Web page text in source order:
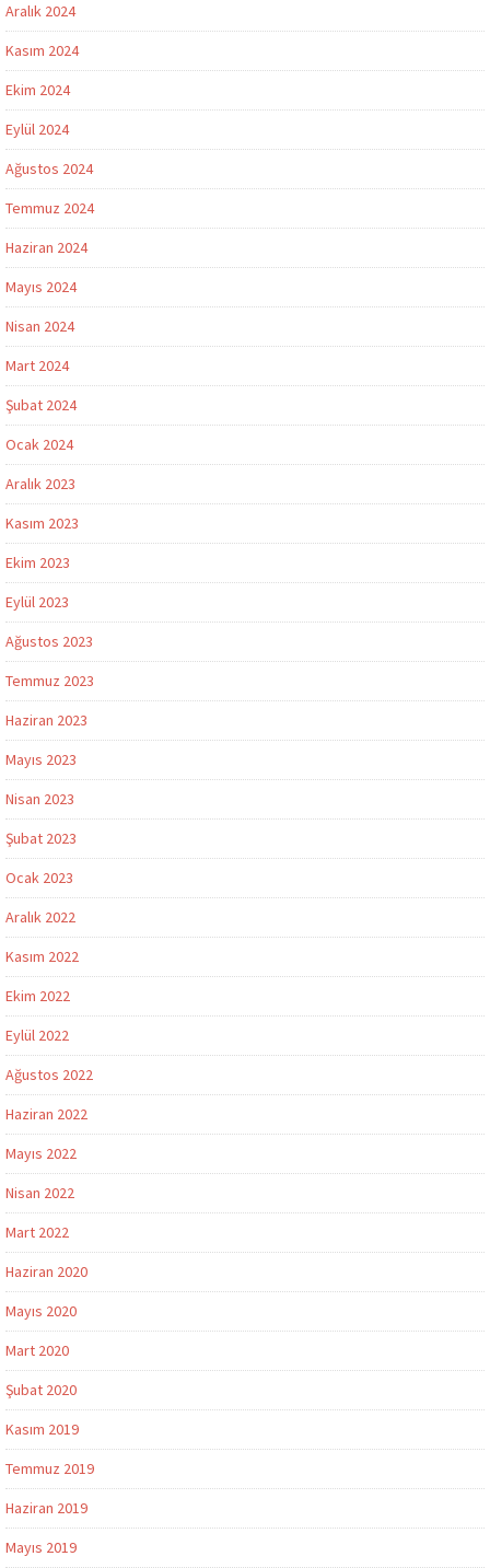
Aralık 2024
Kasım 2024
Ekim 2024
Eylül 2024
Ağustos 2024
Temmuz 2024
Haziran 2024
Mayıs 2024
Nisan 2024
Mart 2024
Şubat 2024
Ocak 2024
Aralık 2023
Kasım 2023
Ekim 2023
Eylül 2023
Ağustos 2023
Temmuz 2023
Haziran 2023
Mayıs 2023
Nisan 2023
Şubat 2023
Ocak 2023
Aralık 2022
Kasım 2022
Ekim 2022
Eylül 2022
Ağustos 2022
Haziran 2022
Mayıs 2022
Nisan 2022
Mart 2022
Haziran 2020
Mayıs 2020
Mart 2020
Şubat 2020
Kasım 2019
Temmuz 2019
Haziran 2019
Mayıs 2019